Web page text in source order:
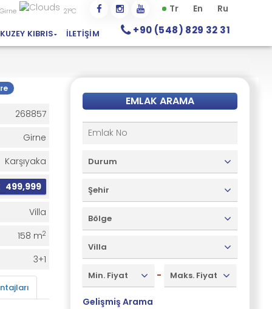
Tr En Ru
Girne 21°C
+90 (548) 829 32 31
KUZEY KIBRIS İLETIŞIM
268857
Girne
Karşıyaka
499,999
Villa
158 m2
3+1
EMLAK ARAMA
Durum
Şehir
Bölge
Villa
Min. Fiyat - Maks. Fiyat
Gelişmiş Arama